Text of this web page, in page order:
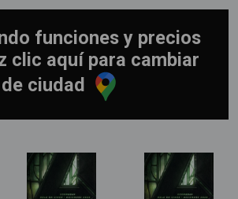
funciones y precios
clic aquí para cambiar
de ciudad